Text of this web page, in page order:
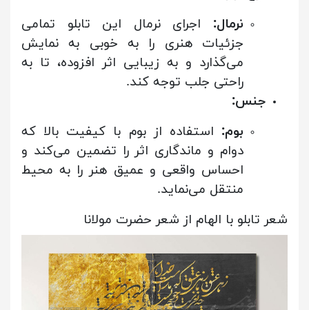
نرمال: اجرای نرمال این تابلو تمامی
جزئیات هنری را به خوبی به نمایش
می‌گذارد و به زیبایی اثر افزوده، تا به
راحتی جلب توجه کند.
جنس:
بوم: استفاده از بوم با کیفیت بالا که
دوام و ماندگاری اثر را تضمین می‌کند و
احساس واقعی و عمیق هنر را به محیط
منتقل می‌نماید.
شعر تابلو با الهام از شعر حضرت مولانا